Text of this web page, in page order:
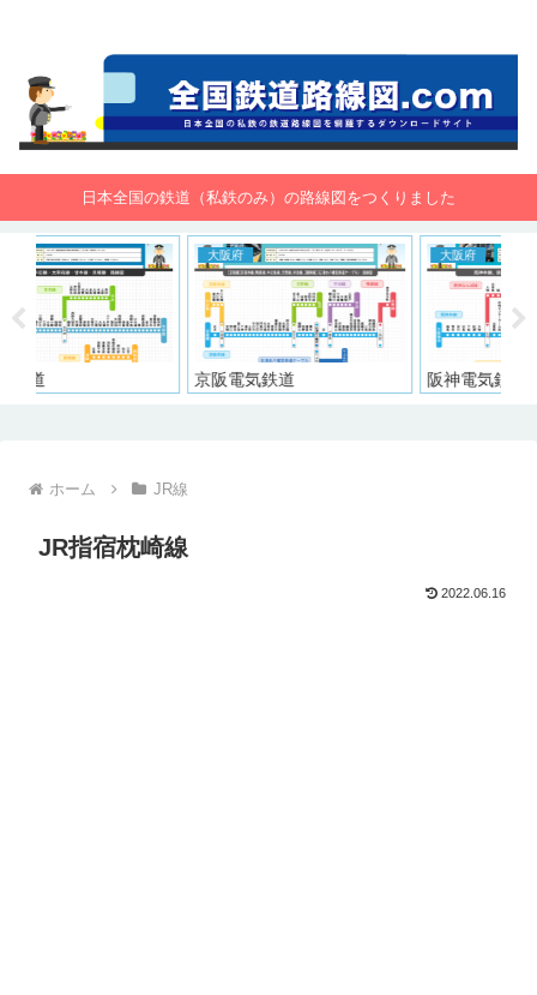
日本全国の鉄道（私鉄のみ）の路線図をつくりました
大阪府 大阪府
阪神電気鉄道
ホーム JR線
JR指宿枕崎線
2022.06.16